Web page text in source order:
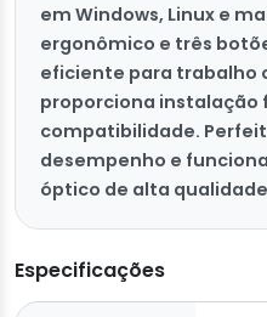
em Windows, Linux e
ergonômico e três
eficiente para trabalho
proporciona instalação
compatibilidade.
desempenho e
óptico de alta
Especificações